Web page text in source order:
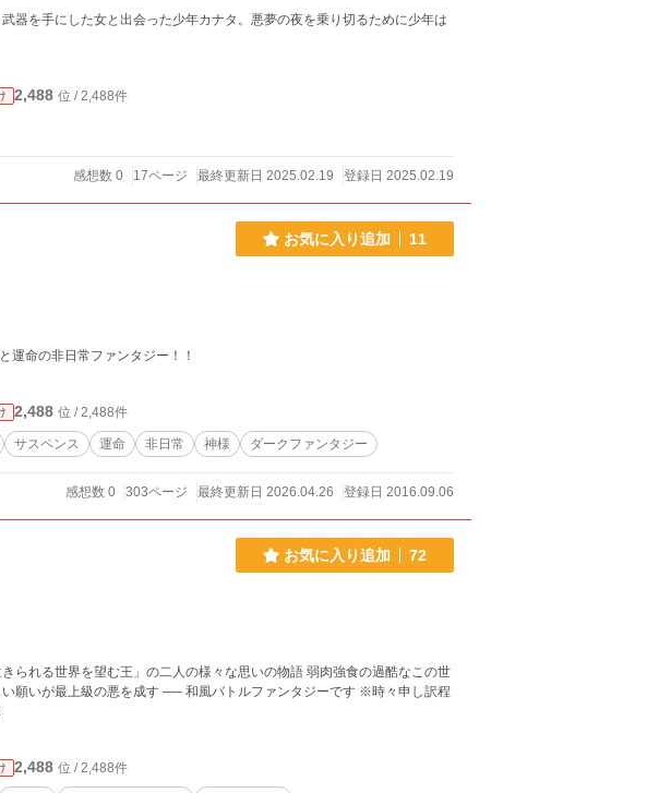
器を手にした女と出会った少年カナタ。悪夢の夜を乗り切るために少年は
2,488 位 / 2,488件
感想数 0 17ページ 最終更新日 2025.02.19 登録日 2025.02.19
お気に入り追加 11
命の非日常ファンタジー！！
2,488 位 / 2,488件
サスペンス 運命 非日常 神様 ダークファンタジー
感想数 0 303ページ 最終更新日 2026.04.26 登録日 2016.09.06
お気に入り追加 72
られる世界を望む王」の二人の様々な思いの物語 弱肉強食の過酷なこの世
最上級の悪を成す ── 和風バトルファンタジーです ※時々申し訳程
2,488 位 / 2,488件